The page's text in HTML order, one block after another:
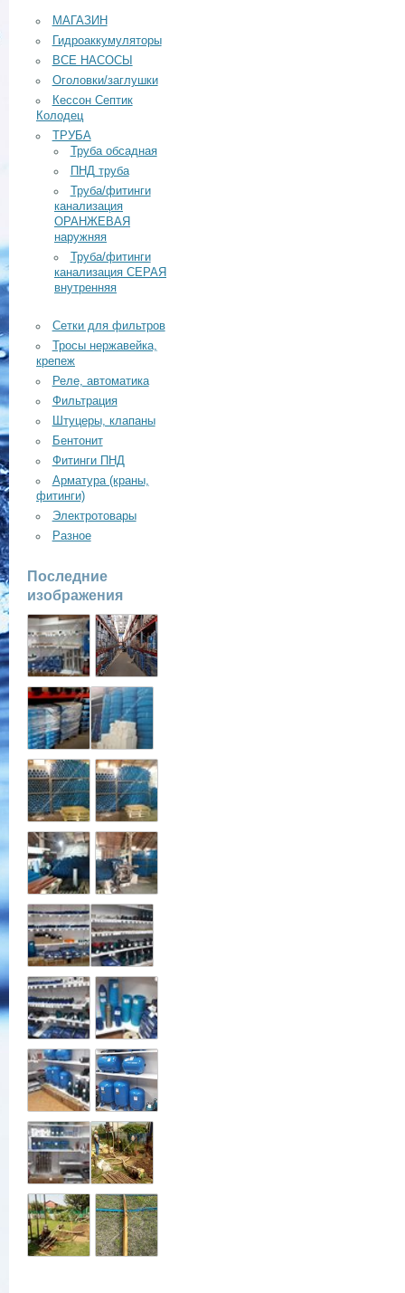
МАГАЗИН
Гидроаккумуляторы
ВСЕ НАСОСЫ
Оголовки/заглушки
Кессон Септик
Колодец
ТРУБА
Труба обсадная
ПНД труба
Труба/фитинги
канализация
ОРАНЖЕВАЯ
наружняя
Труба/фитинги
канализация СЕРАЯ
внутренняя
Сетки для фильтров
Тросы нержавейка,
крепеж
Реле, автоматика
Фильтрация
Штуцеры, клапаны
Бентонит
Фитинги ПНД
Арматура (краны,
фитинги)
Электротовары
Разное
Последние
изображения